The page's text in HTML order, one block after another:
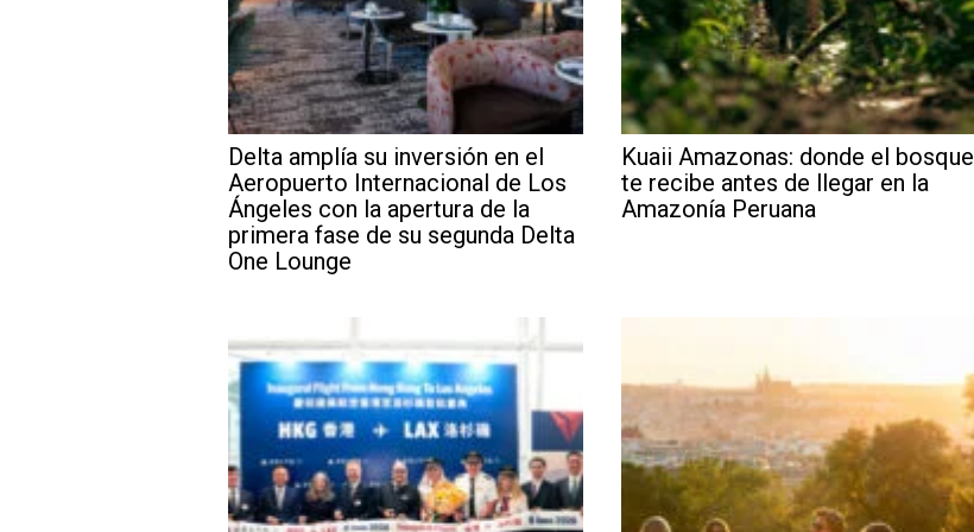
Delta amplía su inversión en el
Aeropuerto Internacional de Los
Ángeles con la apertura de la
primera fase de su segunda Delta
One Lounge
Kuaii Amazonas: donde el bosque
te recibe antes de llegar en la
Amazonía Peruana